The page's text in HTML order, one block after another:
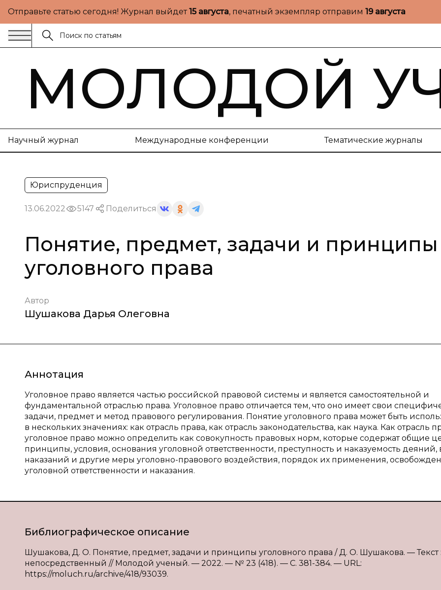
Отправьте статью сегодня! Журнал выйдет15 августа, печатный экземпляр отправим 19 августа
МОЛОДОЙ
Научный журнал Международные конференции Тематические журналы
Юриспруденция
13.06.2022 5147 Поделиться
Понятие, предмет, задачи и принципы
уголовного права
Автор
Шушакова Дарья Олеговна
Аннотация
Уголовное право является частью российской правовой системы и является самостоятельной и
фундаментальной отраслью права. Уголовное право отличается тем, что оно имеет свои
задачи, предмет и метод правового регулирования. Понятие уголовного права может быть
в нескольких значениях: как отрасль права, как отрасль законодательства, как наука. Как отрасль
уголовное право можно определить как совокупность правовых норм, которые содержат общие
принципы, условия, основания уголовной ответственности, преступность и наказуемость
наказаний и другие меры уголовно-правового воздействия, порядок их применения,
уголовной ответственности и наказания.
Библиографическое описание
Шушакова, Д. О. Понятие, предмет, задачи и принципы уголовного права / Д. О. Шушакова. — Текст :
непосредственный // Молодой ученый. — 2022. — № 23 (418). — С. 381-384. — URL:
https://moluch.ru/archive/418/93039.